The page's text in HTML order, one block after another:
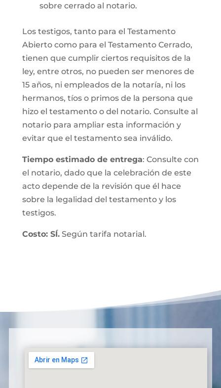
sobre cerrado al notario.
Los testigos, tanto para el Testamento
Abierto como para el Testamento Cerrado,
tienen que cumplir ciertos requisitos de la
ley, entre otros, no pueden ser menores de
15 años, ni empleados de la notaría, ni los
hermanos, tíos o primos de la persona que
hizo el testamento o del notario. Consulte al
notario para ampliar esta información y
evitar que el testamento sea inválido.
Tiempo estimado de entrega: Consulte con
el notario, dado que la celebración de este
acto depende de la revisión que él hace
sobre la legalidad del testamento y los
testigos.
Costo: SÍ.Según tarifa notarial.